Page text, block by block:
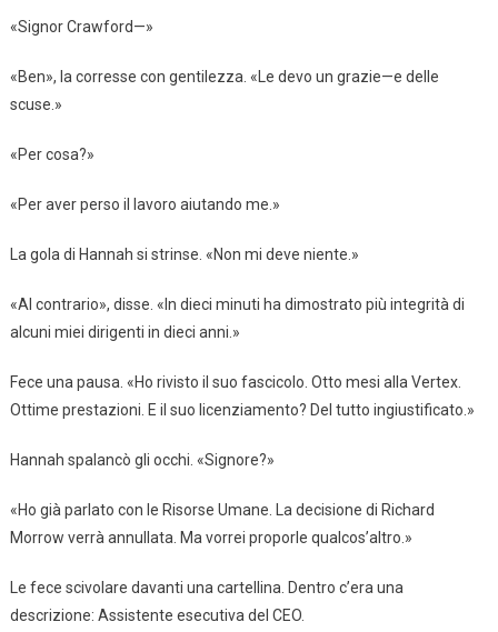
«Signor Crawford—»
«Ben», la corresse con gentilezza. «Le devo un grazie—e delle
scuse.»
«Per cosa?»
«Per aver perso il lavoro aiutando me.»
La gola di Hannah si strinse. «Non mi deve niente.»
«Al contrario», disse. «In dieci minuti ha dimostrato più integrità di
alcuni miei dirigenti in dieci anni.»
Fece una pausa. «Ho rivisto il suo fascicolo. Otto mesi alla Vertex.
Ottime prestazioni. E il suo licenziamento? Del tutto ingiustificato.»
Hannah spalancò gli occhi. «Signore?»
«Ho già parlato con le Risorse Umane. La decisione di Richard
Morrow verrà annullata. Ma vorrei proporle qualcos’altro.»
Le fece scivolare davanti una cartellina. Dentro c’era una
descrizione: Assistente esecutiva del CEO.